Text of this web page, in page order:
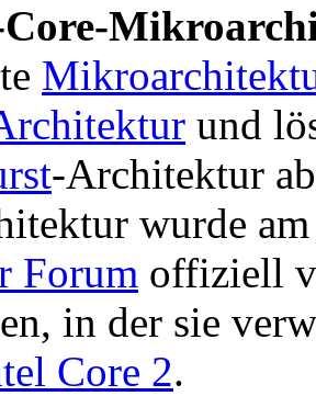
und
-Architektur
wurde
Forum offiziell
in der sie
Core 2.